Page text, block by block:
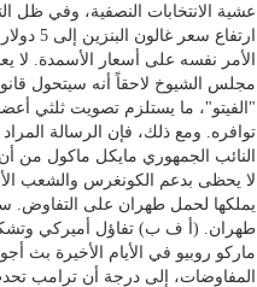
عشية الانتخابات النصفية، وفي ظل
الأمر نفسه على أسعار الأسمدة. لا
مجلس الشيوخ لاحقاً أنه سيتحول
"الفيتو"، ما يستلزم تصويت ثلثي
توافره. ومع ذلك، فإن الرسالة
النائب الجمهوري مايكل ماكول من
لا يحظى بدعم الكونغرس والشعب
يملكها لحمل طهران على التفاوض.
طهران. (أ ف ب) تفاؤل أميركي
ماركو روبيو في الأيام الأخيرة بث
المفاوضات، إلى درجة أن ترامب